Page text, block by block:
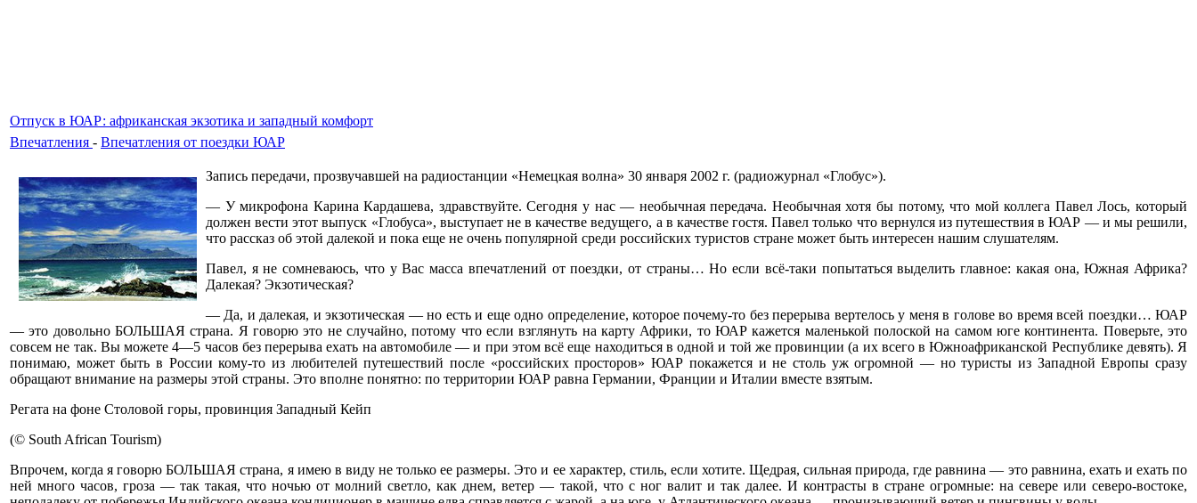
Отпуск в ЮАР: африканская экзотика и западный комфорт
Впечатления - Впечатления от поездки ЮАР
Запись передачи, прозвучавшей на радиостанции «Немецкая волна» 30 января 2002 г. (радиожурнал «Глобус»).
— У микрофона Карина Кардашева, здравствуйте. Сегодня у нас — необычная передача. Необычная хотя бы потому, что мой коллега Павел Лось, который
должен вести этот выпуск «Глобуса», выступает не в качестве ведущего, а в качестве гостя. Павел только что вернулся из путешествия в ЮАР — и мы решили,
что рассказ об этой далекой и пока еще не очень популярной среди российских туристов стране может быть интересен нашим слушателям.
Павел, я не сомневаюсь, что у Вас масса впечатлений от поездки, от страны… Но если всё-таки попытаться выделить главное: какая она, Южная Африка?
Далекая? Экзотическая?
— Да, и далекая, и экзотическая — но есть и еще одно определение, которое почему-то без перерыва вертелось у меня в голове во время всей поездки… ЮАР
— это довольно БОЛЬШАЯ страна. Я говорю это не случайно, потому что если взглянуть на карту Африки, то ЮАР кажется маленькой полоской на самом юге континента. Поверьте, это
совсем не так. Вы можете 4—5 часов без перерыва ехать на автомобиле — и при этом всё еще находиться в одной и той же провинции (а их всего в Южноафриканской Республике девять). Я
понимаю, может быть в России кому-то из любителей путешествий после «российских просторов» ЮАР покажется и не столь уж огромной — но туристы из Западной Европы сразу
обращают внимание на размеры этой страны. Это вполне понятно: по территории ЮАР равна Германии, Франции и Италии вместе взятым.
Регата на фоне Столовой горы, провинция Западный Кейп
(© South African Tourism)
Впрочем, когда я говорю БОЛЬШАЯ страна, я имею в виду не только ее размеры. Это и ее характер, стиль, если хотите. Щедрая, сильная природа, где равнина — это равнина, ехать и ехать по
ней много часов, гроза — так такая, что ночью от молний светло, как днем, ветер — такой, что с ног валит и так далее. И контрасты в стране огромные: на севере или северо-востоке,